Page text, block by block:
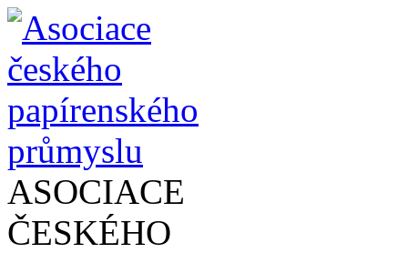
ASOCIACE
ČESKÉHO